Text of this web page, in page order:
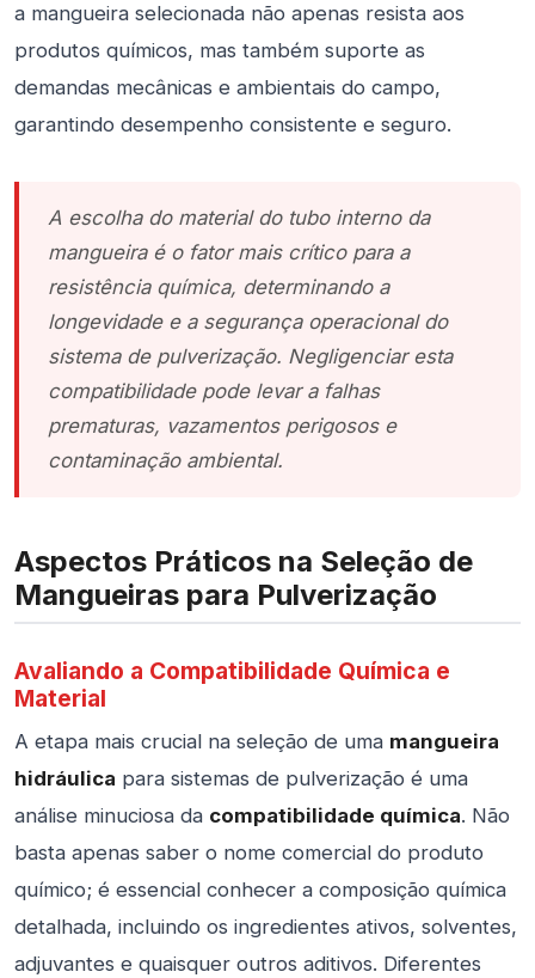
a mangueira selecionada não apenas resista aos
produtos químicos, mas também suporte as
demandas mecânicas e ambientais do campo,
garantindo desempenho consistente e seguro.
A escolha do material do tubo interno da
mangueira é o fator mais crítico para a
resistência química, determinando a
longevidade e a segurança operacional do
sistema de pulverização. Negligenciar esta
compatibilidade pode levar a falhas
prematuras, vazamentos perigosos e
contaminação ambiental.
Aspectos Práticos na Seleção de
Mangueiras para Pulverização
Avaliando a Compatibilidade Química e
Material
A etapa mais crucial na seleção de uma mangueira
hidráulica para sistemas de pulverização é uma
análise minuciosa da compatibilidade química. Não
basta apenas saber o nome comercial do produto
químico; é essencial conhecer a composição química
detalhada, incluindo os ingredientes ativos, solventes,
adjuvantes e quaisquer outros aditivos. Diferentes